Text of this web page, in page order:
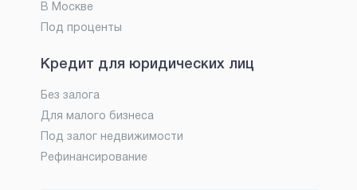
В Москве
Под проценты
Кредит для юридических лиц
Без залога
Для малого бизнеса
Под залог недвижимости
Рефинансирование